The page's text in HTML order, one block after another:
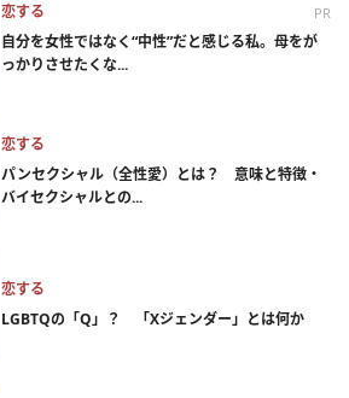
恋する PR
自分を女性ではなく“中性”だと感じる私。母をが
っかりさせたくな...
恋する
パンセクシャル（全性愛）とは？ 意味と特徴・
バイセクシャルとの...
恋する
LGBTQの「Q」？ 「Xジェンダー」とは何か